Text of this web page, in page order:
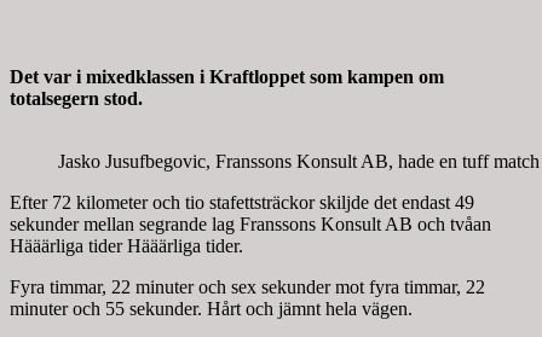
Det var i mixedklassen i Kraftloppet som kampen om
totalsegern stod.
Jasko Jusufbegovic, Franssons Konsult AB, hade en tuff
Efter 72 kilometer och tio stafettsträckor skiljde det endast 49
sekunder mellan segrande lag Franssons Konsult AB och tvåan
Hääärliga tider Hääärliga tider.
Fyra timmar, 22 minuter och sex sekunder mot fyra timmar, 22
minuter och 55 sekunder. Hårt och jämnt hela vägen.